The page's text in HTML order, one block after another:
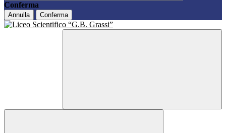
Conferma
Annulla Conferma